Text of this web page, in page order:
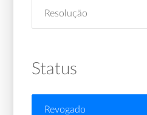
Resolução
Status
Revogado